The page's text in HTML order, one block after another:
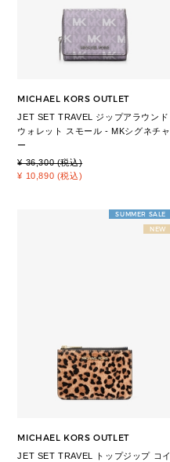
MICHAEL KORS OUTLET
JET SET TRAVEL ジップアラウンド
ウォレット スモール - MKシグネチャ
ー
¥ 36,300 (税込)
¥ 10,890 (税込)
SUMMER SALE
NEW
MICHAEL KORS OUTLET
JET SET TRAVEL トップジップ コイ